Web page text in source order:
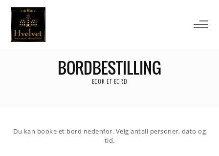
BORDBESTILLING
BOOK ET BORD
Du kan booke et bord nedenfor. Velg antall personer, dato og
tid.